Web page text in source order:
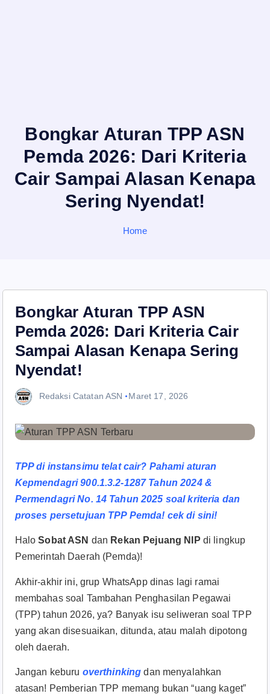
Bongkar Aturan TPP ASN
Pemda 2026: Dari Kriteria
Cair Sampai Alasan Kenapa
Sering Nyendat!
Home
Bongkar Aturan TPP ASN
Pemda 2026: Dari Kriteria Cair
Sampai Alasan Kenapa Sering
Nyendat!
Redaksi Catatan ASN Maret 17, 2026
TPP di instansimu telat cair? Pahami aturan
Kepmendagri 900.1.3.2-1287 Tahun 2024 &
Permendagri No. 14 Tahun 2025 soal kriteria dan
proses persetujuan TPP Pemda! cek di sini!
HaloSobat ASN dan Rekan Pejuang NIP di lingkup
Pemerintah Daerah (Pemda)!
Akhir-akhir ini, grup WhatsApp dinas lagi ramai
membahas soal Tambahan Penghasilan Pegawai
(TPP) tahun 2026, ya? Banyak isu seliweran soal TPP
yang akan disesuaikan, ditunda, atau malah dipotong
oleh daerah.
Jangan keburu overthinking dan menyalahkan
atasan! Pemberian TPP memang bukan “uang kaget”